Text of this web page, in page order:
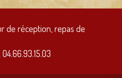
de réception, repas de
04.66.93.15.03